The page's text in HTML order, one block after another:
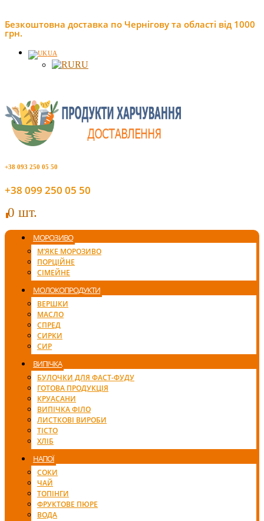
Безкоштовна доставка по Чернігову та області від 1000
грн.
UA
RU
+38 093 250 05 50
+38 099 250 05 50
00 шт.
МОРОЗИВО
М’ЯКЕ МОРОЗИВО
ПОРЦІЙНЕ
СІМЕЙНЕ
МОЛОКОПРОДУКТИ
ВЕРШКИ
МАСЛО
СПРЕД
СИРКИ
СИР
ВИПІЧКА
БУЛОЧКИ ДЛЯ ФАСТ-ФУДУ
ГОТОВА ПРОДУКЦІЯ
КРУАСАНИ
ВИПІЧКА ФІЛО
ЛИСТКОВІ ВИРОБИ
ТІСТО
ХЛІБ
НАПОЇ
СОКИ
ЧАЙ
ТОПІНГИ
ФРУКТОВЕ ПЮРЕ
ВОДА